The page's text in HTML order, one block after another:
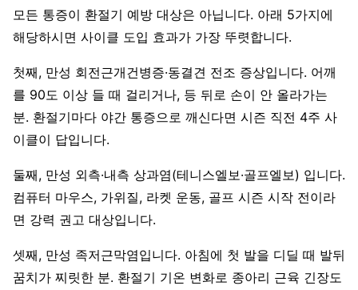
모든 통증이 환절기 예방 대상은 아닙니다. 아래 5가지에
해당하시면 사이클 도입 효과가 가장 뚜렷합니다.
첫째, 만성 회전근개건병증·동결견 전조 증상입니다. 어깨
를 90도 이상 들 때 걸리거나, 등 뒤로 손이 안 올라가는
분. 환절기마다 야간 통증으로 깨신다면 시즌 직전 4주 사
이클이 답입니다.
둘째, 만성 외측·내측 상과염(테니스엘보·골프엘보) 입니다.
컴퓨터 마우스, 가위질, 라켓 운동, 골프 시즌 시작 전이라
면 강력 권고 대상입니다.
셋째, 만성 족저근막염입니다. 아침에 첫 발을 디딜 때 발뒤
꿈치가 찌릿한 분. 환절기 기온 변화로 종아리 근육 긴장도